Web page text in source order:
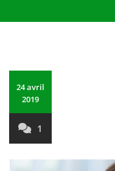
24 avril
2019
1